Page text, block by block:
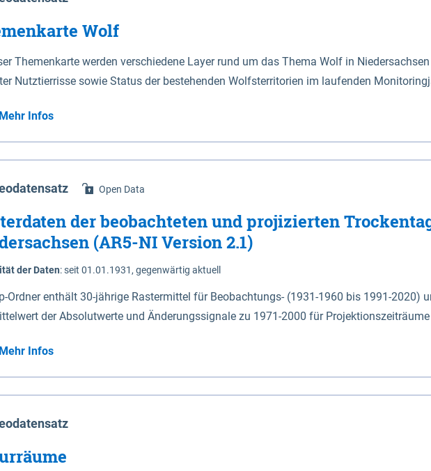
Wolf
Themenkarte werden verschiedene Layer rund um das Thema Wolf in
Nutztierrisse sowie Status der bestehenden Wolfsterritorien im laufenden
Mehr Infos
Open Data
der beobachteten und projizierten
(AR5-NI Version 2.1)
der Daten:seit 01.01.1931, gegenwärtig aktuell
Ordner enthält 30-jährige Rastermittel für Beobachtungs- (1931-1960 bis 1991-2020)
der Absolutwerte und Änderungssignale zu 1971-2000 für
(Jun. - Aug.) - au: Herbst (Sep. - Nov.) - wi: Winter (Dez. - Feb.) - hyr:
Jahr (Nov. - Okt.) - hsu: Hydrologisches Sommerhalbjahr (Mai - Okt.) - hwi:
- vd: Vegetationsruhe (Okt. - Mär.) Neben den Rasterdaten ist eine
zu den Dateinamen und für eine Darstellung im GIS eine Klassifizierung der
code gegeben.
Mehr Infos